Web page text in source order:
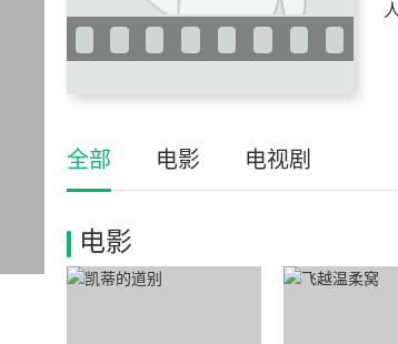
全部 电影 电视剧
电影